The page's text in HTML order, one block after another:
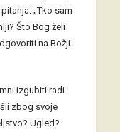
„Tko sam
Što Bog želi
na Božji
izgubiti radi
zbog svoje
Ugled?